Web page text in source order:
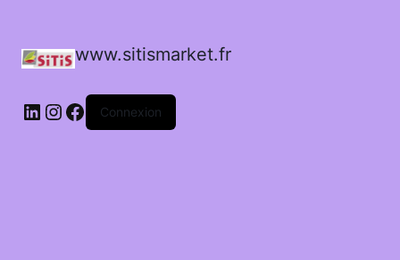
www.sitismarket.fr
LinkedIn
Instagram
Facebook
Connexion